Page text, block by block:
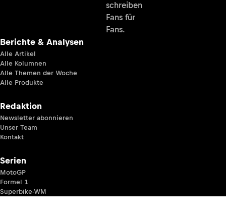
schreiben
Fans für
Fans.
Berichte & Analysen
Alle Artikel
Alle Kolumnen
Alle Themen der Woche
Alle Produkte
Redaktion
Newsletter abonnieren
Unser Team
Kontakt
Serien
MotoGP
Formel 1
Superbike-WM